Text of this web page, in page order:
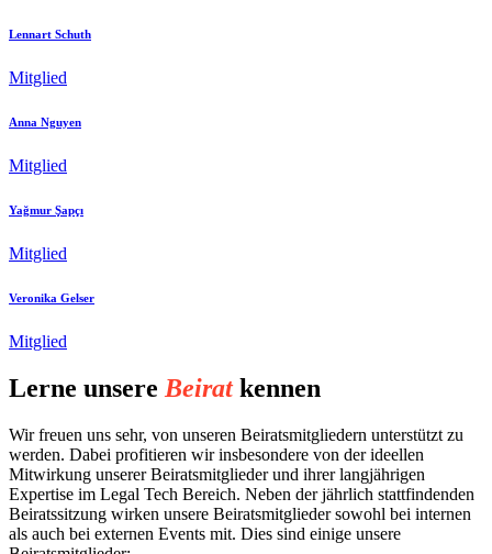
Lennart Schuth
Mitglied
Anna Nguyen
Mitglied
Yağmur Şapçı
Mitglied
Veronika Gelser
Mitglied
Lerne unsere Beiratkennen
Wir freuen uns sehr, von unseren Beiratsmitgliedern unterstützt zu
werden. Dabei profitieren wir insbesondere von der ideellen
Mitwirkung unserer Beiratsmitglieder und ihrer langjährigen
Expertise im Legal Tech Bereich. Neben der jährlich stattfindenden
Beiratssitzung wirken unsere Beiratsmitglieder sowohl bei internen
als auch bei externen Events mit. Dies sind einige unsere